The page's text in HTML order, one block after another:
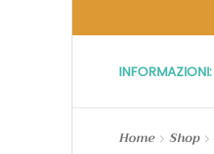
INFORMAZIONI:
Home Shop